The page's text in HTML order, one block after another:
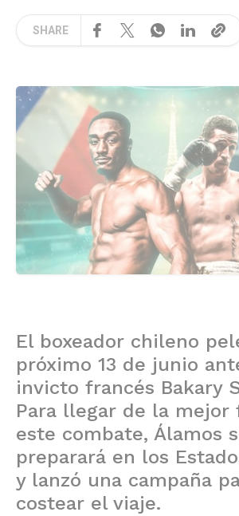
SHARE
El boxeador chileno
próximo 13 de junio
invicto francés Bakary
Para llegar de la mejor
este combate, Álamos
preparará en los
y lanzó una campaña
costear el viaje.